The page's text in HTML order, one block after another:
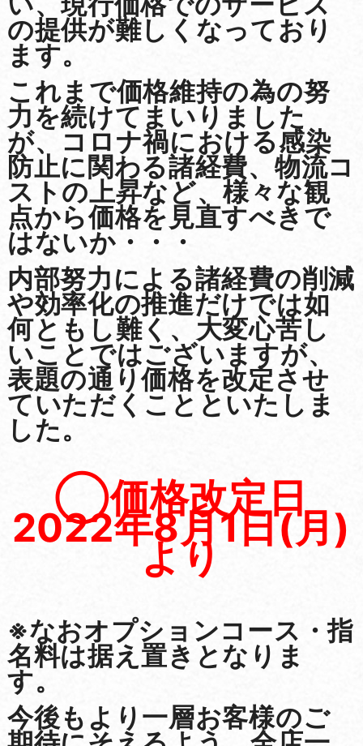
の提供が難しくなっており
ます。
これまで価格維持の為の努
力を続けてまいりました
が、コロナ禍における感染
防止に関わる諸経費、物流コ
ストの上昇など、様々な観
点から価格を見直すべきで
はないか・・・
内部努力による諸経費の削減
や効率化の推進だけでは如
何ともし難く、大変心苦し
いことではございますが、
表題の通り価格を改定させ
ていただくことといたしま
した。
◯価格改定日
2022年8月1日(月)
より
※なおオプションコース・指
名料は据え置きとなりま
す。
今後もより一層お客様のご